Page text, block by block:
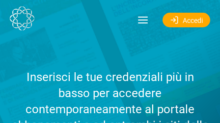
Salta al contenuto
Accedi
Inserisci le tue credenziali più in
basso per accedere
contemporaneamente al portale